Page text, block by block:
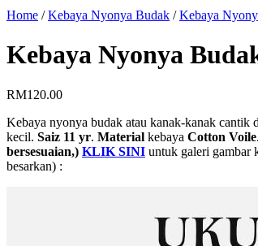
Home /Kebaya Nyonya Budak /Kebaya
Kebaya Nyonya
RM120.00
Kebaya nyonya budak atau kanak-kanak cantik
kecil. Saiz 11 yr. Material kebaya Cotton Voile
bersesuaian,) KLIK SINI untuk galeri gambar
besarkan) :